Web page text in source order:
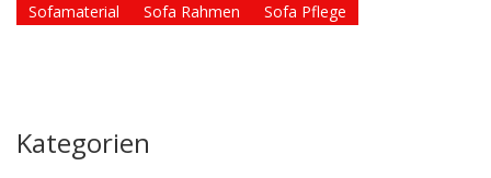
Sofamaterial
Sofa Rahmen Sofa Pflege
Kategorien